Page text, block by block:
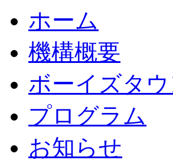
ホーム
機構概要
ボーイズタ
プログラム
お知らせ